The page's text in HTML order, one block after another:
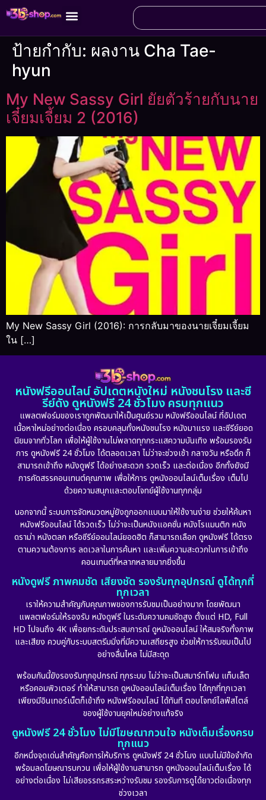
ป้ายกำกับ: ผลงาน Cha Tae-
hyun
My New Sassy Girl ยัยตัวร้ายกับนาย
เจี๋ยมเจี้ยม 2 (2016)
My New Sassy Girl (2016): การกลับมาของนายเจี๋ยมเจี้ยม
ใน […]
หนังฟรีออนไลน์ อัปเดตหนังใหม่ หนังชนโรง และซี
รีย์ดัง ดูหนังฟรี 24 ชั่วโมง ครบทุกแนว
แพลตฟอร์มของเราถูกพัฒนาให้เป็นศูนย์รวม หนังฟรีออนไลน์ ที่อัปเดต
เนื้อหาใหม่อย่างต่อเนื่อง ครอบคลุมทั้งหนังชนโรง หนังมาแรง และซีรีย์ยอด
นิยมจากทั่วโลก เพื่อให้ผู้ใช้งานไม่พลาดทุกกระแสความบันเทิง พร้อมรองรับ
การ ดูหนังฟรี 24 ชั่วโมง ได้ตลอดเวลา ไม่ว่าจะช่วงเช้า กลางวัน หรือดึก ก็
สามารถเข้าถึง หนังดูฟรี ได้อย่างสะดวก รวดเร็ว และต่อเนื่อง อีกทั้งยังมี
การคัดสรรคอนเทนต์คุณภาพ เพื่อให้การ ดูหนังออนไลน์เต็มเรื่อง เต็มไป
ด้วยความสนุกและตอบโจทย์ผู้ใช้งานทุกกลุ่ม
นอกจากนี้ ระบบการจัดหมวดหมู่ยังถูกออกแบบมาให้ใช้งานง่าย ช่วยให้ค้นหา
หนังฟรีออนไลน์ ได้รวดเร็ว ไม่ว่าจะเป็นหนังแอคชั่น หนังโรแมนติก หนัง
ดราม่า หนังตลก หรือซีรีย์ออนไลน์ยอดฮิต ก็สามารถเลือก ดูหนังฟรี ได้ตรง
ตามความต้องการ ลดเวลาในการค้นหา และเพิ่มความสะดวกในการเข้าถึง
คอนเทนต์ที่หลากหลายมากยิ่งขึ้น
หนังดูฟรี ภาพคมชัด เสียงชัด รองรับทุกอุปกรณ์ ดูได้ทุกที่
ทุกเวลา
เราให้ความสำคัญกับคุณภาพของการรับชมเป็นอย่างมาก โดยพัฒนา
แพลตฟอร์มให้รองรับ หนังดูฟรี ในระดับความคมชัดสูง ตั้งแต่ HD, Full
HD ไปจนถึง 4K เพื่อยกระดับประสบการณ์ ดูหนังออนไลน์ ให้สมจริงทั้งภาพ
และเสียง ควบคู่กับระบบสตรีมมิ่งที่มีความเสถียรสูง ช่วยให้การรับชมเป็นไป
อย่างลื่นไหล ไม่มีสะดุด
พร้อมกันนี้ยังรองรับทุกอุปกรณ์ ทุกระบบ ไม่ว่าจะเป็นสมาร์ทโฟน แท็บเล็ต
หรือคอมพิวเตอร์ ทำให้สามารถ ดูหนังออนไลน์เต็มเรื่อง ได้ทุกที่ทุกเวลา
เพียงมีอินเทอร์เน็ตก็เข้าถึง หนังฟรีออนไลน์ ได้ทันที ตอบโจทย์ไลฟ์สไตล์
ของผู้ใช้งานยุคใหม่อย่างแท้จริง
ดูหนังฟรี 24 ชั่วโมง ไม่มีโฆษณากวนใจ หนังเต็มเรื่องครบ
ทุกแนว
อีกหนึ่งจุดเด่นสำคัญคือการให้บริการ ดูหนังฟรี 24 ชั่วโมง แบบไม่มีข้อจำกัด
พร้อมลดโฆษณารบกวน เพื่อให้ผู้ใช้งานสามารถ ดูหนังออนไลน์เต็มเรื่อง ได้
อย่างต่อเนื่อง ไม่เสียอรรถรสระหว่างรับชม รองรับการดูได้ยาวต่อเนื่องทุก
ช่วงเวลา